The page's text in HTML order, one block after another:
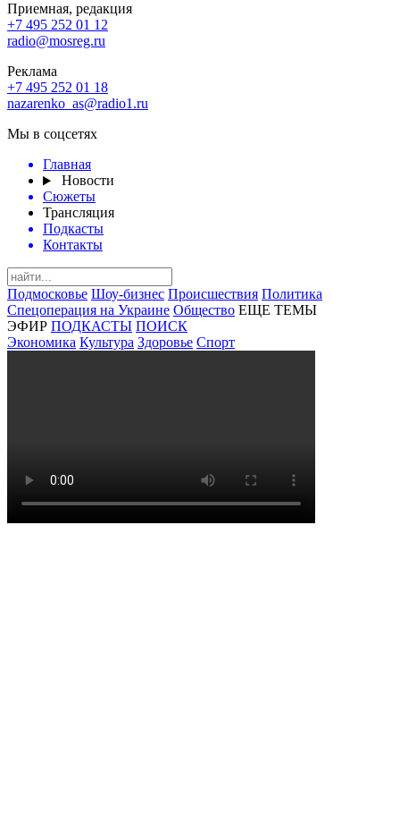
Приемная, редакция
+7 495 252 01 12
radio@mosreg.ru
Реклама
+7 495 252 01 18
nazarenko_as@radio1.ru
Мы в соцсетях
Главная
Новости
Сюжеты
Трансляция
Подкасты
Контакты
Подмосковье Шоу-бизнес Происшествия Политика
Спецоперация на Украине Общество ЕЩЕ ТЕМЫ
ЭФИР ПОДКАСТЫ ПОИСК
Экономика Культура Здоровье Спорт